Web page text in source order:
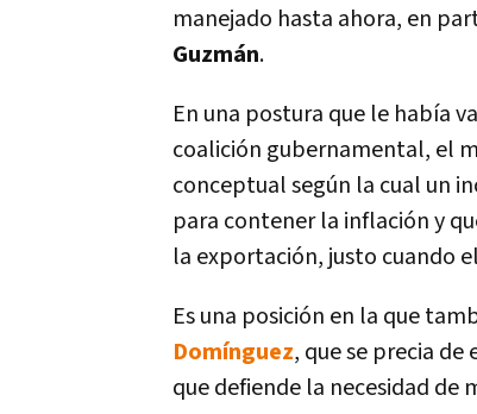
manejado hasta ahora, en
Guzmán.
En una postura que le había
coalición gubernamental, el
conceptual según la cual un
para contener la inflación y
la exportación, justo cuando
Es una posición en la que
Domínguez, que se precia
que defiende la necesidad